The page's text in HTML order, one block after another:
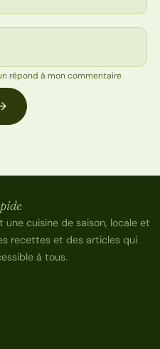
répond à mon commentaire
cuisine de saison, locale et
recettes et des articles qui
à tous.